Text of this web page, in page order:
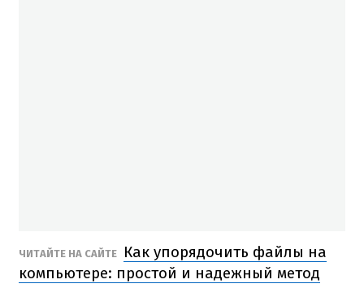
ЧИТАЙТЕ НА САЙТЕ
Как упорядочить файлы на
компьютере: простой и надежный метод